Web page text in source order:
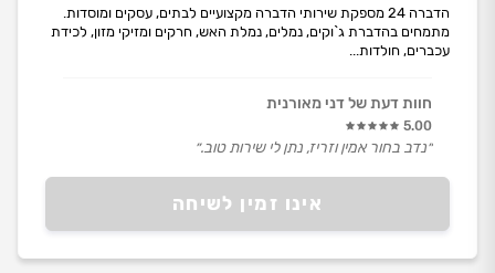
אינו זמין לשיחה
הדברה 24 מספקת שירותי הדברה מקצועיים לבתים, עסקים ומוסדות.
מתמחים בהדברת ג`וקים, נמלים, נמלת האש, חרקים ומזיקי מזון, לכידת
עכברים, חולדות...
חוות דעת של דני מאורנית
5.00
״נדב בחור אמין וזריז, נתן לי שירות טוב.״